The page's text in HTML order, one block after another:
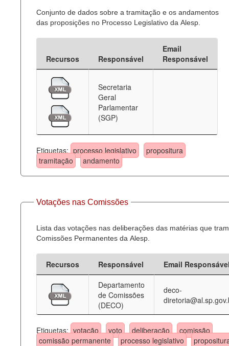
Conjunto de dados sobre a tramitação e os andamentos
das proposições no Processo Legislativo da Alesp.
Recursos Responsável
Email
Responsável
Secretaria
Geral
Parlamentar
(SGP)
Etiquetas: processo legislativo
propositura
tramitação
andamento
Votações nas Comissões
Lista das votações nas deliberações das matérias que
Comissões Permanentes da Alesp.
Recursos Responsável
Email
Departamento
de Comissões
(DECO)
deco-
Etiquetas: votação voto deliberação
comissão
comissão permanente
processo legislativo